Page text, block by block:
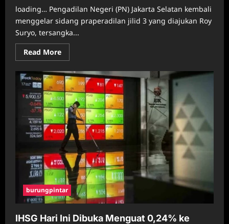
loading… Pengadilan Negeri (PN) Jakarta Selatan kembali
menggelar sidang praperadilan jilid 3 yang diajukan Roy
Suryo, tersangka...
Read MoreRead
more
Sidang
Praperadilan
Jilid
3
Roy
Suryo
Digelar
di
PN
Jakarta
Selatan
Hari
Ini
burungpintar
IHSG Hari Ini Dibuka Menguat 0,24% ke